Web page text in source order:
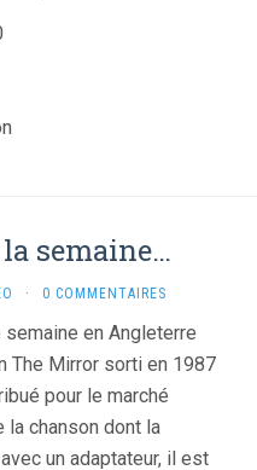
semaine…
· 0 COMMENTAIRES
en Angleterre
The Mirror sorti en 1987
pour le marché
la chanson dont la
un adaptateur, il est